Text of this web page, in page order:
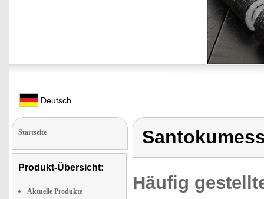
Deutsch
Startseite
Produkt-Übersicht:
Aktuelle Produkte
Häufig